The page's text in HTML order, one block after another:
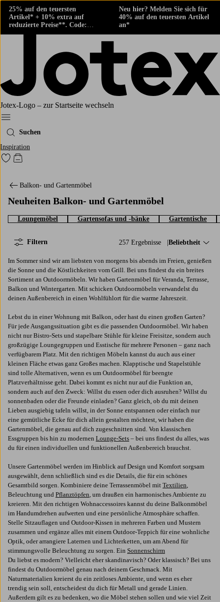
25% auf den teuersten
Artikel* + 10% extra auf
reduzierte Preise**. Code:
424882
Neu hier? Melden Sie sich für
40% auf den teuersten Artikel
an*
Jotex-Logo – zur Startseite wechseln
Ellos‘ Menü
Suchen
Inspiration
Zu den als Favoriten markierten Produkten gehen
Zum Warenkorb
Balkon- und Gartenmöbel
Neuheiten Balkon- und Gartenmöbel
Loungemöbel Gartensofas und -bänke Gartentische
257 Ergebnisse Sortieren nach:
Beliebtheit
Filtern
Im Sommer sind wir am liebsten von morgens bis abends im Freien, genießen
die Sonne und die Köstlichkeiten vom Grill. Bei uns findest du ein breites
Sortiment an Outdoormöbeln. Wir haben Gartenmöbel für Veranda, Terrasse,
Balkon und Wintergarten. Mit schicken Outdoormöbeln verwandelst du
deinen Außenbereich in einen Wohlfühlort für die warme Jahreszeit.
Lebst du in einer Wohnung mit Balkon, oder hast du einen großen Garten?
Für jede Ausgangssituation gibt es die passenden Outdoormöbel. Wir haben
nicht nur Bistro-Sets und stapelbare Stühle für kleine Freisitze, sondern auch
großzügige Loungegruppen und Esstische für mehrere Personen – ganz nach
verfügbarem Platz. Mit den richtigen Möbeln kannst du auch aus einer
kleinen Fläche etwas ganz Großes machen. Klapptische und Stapelstühle
sind tolle Alternativen, wenn es um Outdoormöbel für beengte
Platzverhältnisse geht. Dabei kommt es nicht nur auf die Funktion an,
sondern auch auf den Zweck: Willst du essen oder dich ausruhen? Willst du
sonnenbaden oder die Freunde einladen? Ganz gleich, ob du mit deinen
Lieben ausgiebig tafeln willst, in der Sonne entspannen oder einfach nur
eine gemütliche Ecke für dich allein gestalten möchtest, wir haben die
Gartenmöbel, die genau auf dich zugeschnitten sind. Von klassischen
Essgruppen bis hin zu modernen Lounge-Sets – bei uns findest du alles, was
du für einen individuellen und funktionellen Außenbereich brauchst.
Unsere Gartenmöbel werden im Hinblick auf Design und Komfort sorgsam
ausgewählt, denn schließlich sind es die Details, die für ein schönes
Gesamtbild sorgen. Kombiniere deine Terrassenmöbel mit Textilien,
Beleuchtung und Pflanztöpfen, um draußen ein harmonisches Ambiente zu
kreieren. Mit den richtigen Wohnaccessoires kannst du deine Balkonmöbel
im Handumdrehen aufwerten und eine persönliche Atmosphäre schaffen.
Stelle Sitzauflagen und Outdoor-Kissen in mehreren Farben und Mustern
zusammen und ergänze alles mit einem Outdoor-Teppich für eine wohnliche
Optik, oder arrangiere Laternen und Lichterketten, um am Abend für
stimmungsvolle Beleuchtung zu sorgen. Ein Sonnenschirm
Du liebst es modern? Vielleicht eher skandinavisch? Oder klassisch? Bei uns
findest du Outdoormöbel genau nach deinem Geschmack. Mit
Naturmaterialien kreierst du ein zeitloses Ambiente, und wenn es eher
trendig sein soll, entscheidest du dich für Metall und gerade Linien.
Außerdem gilt es zu bedenken, wo die Möbel stehen sollen und wie viel Zeit